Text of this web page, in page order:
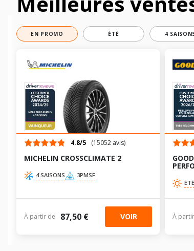
EN PROMO ÉTÉ 4
4.8/5 (15052 avis)
MICHELIN CROSSCLIMATE 2
4 SAISONS 3PMSF
À partir de 87,50 € VOIR
ÉTÉ
À